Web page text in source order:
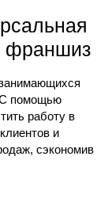
франшиз
С помощью
работу в
и
сэкономив